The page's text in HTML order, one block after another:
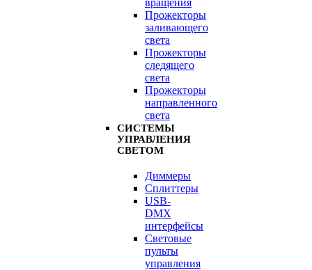
вращения
Прожекторы
заливающего
света
Прожекторы
следящего
света
Прожекторы
направленного
света
СИСТЕМЫ
УПРАВЛЕНИЯ
СВЕТОМ
Диммеры
Сплиттеры
USB-
DMX
интерфейсы
Световые
пульты
управления